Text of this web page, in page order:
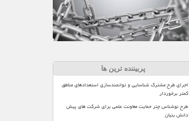
پربیننده ترین ها
اجرای طرح مشترک شناسایی و توانمندسازی استعدادهای مناطق
کمتر برخوردار
طرح نوشناس چتر حمایت معاونت علمی برای شرکت های پیش
دانش بنیان